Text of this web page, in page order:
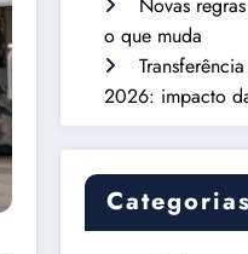
o que muda
2026: impacto
Categorias